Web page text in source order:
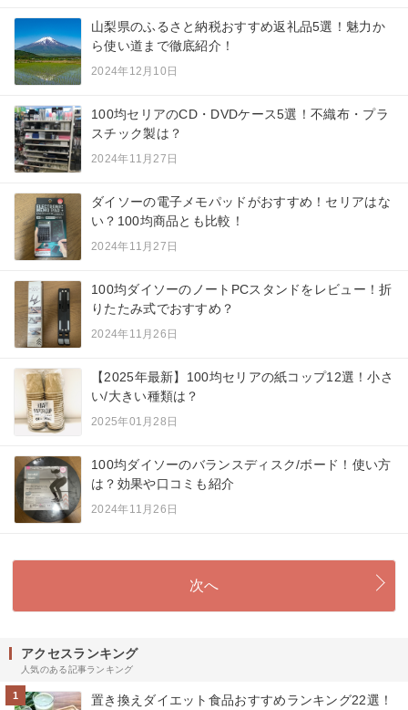
山梨県のふるさと納税おすすめ返礼品5選！魅力か
ら使い道まで徹底紹介！
2024年12月10日
100均セリアのCD・DVDケース5選！不織布・プラ
スチック製は？
2024年11月27日
ダイソーの電子メモパッドがおすすめ！セリアはな
い？100均商品とも比較！
2024年11月27日
100均ダイソーのノートPCスタンドをレビュー！折
りたたみ式でおすすめ？
2024年11月26日
【2025年最新】100均セリアの紙コップ12選！小さ
い/大きい種類は？
2025年01月28日
100均ダイソーのバランスディスク/ボード！使い方
は？効果や口コミも紹介
2024年11月26日
次へ
アクセスランキング
人気のある記事ランキング
1 置き換えダイエット食品おすすめランキング22選！